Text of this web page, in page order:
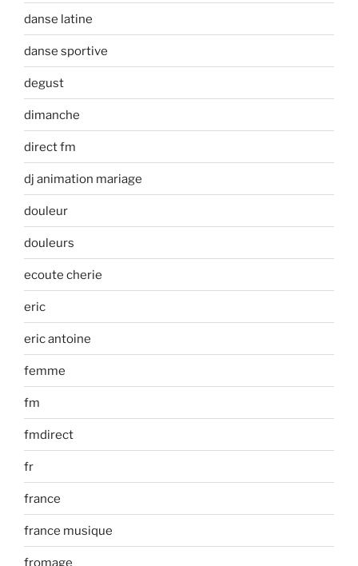
danse latine
danse sportive
degust
dimanche
direct fm
dj animation mariage
douleur
douleurs
ecoute cherie
eric
eric antoine
femme
fm
fmdirect
fr
france
france musique
fromage